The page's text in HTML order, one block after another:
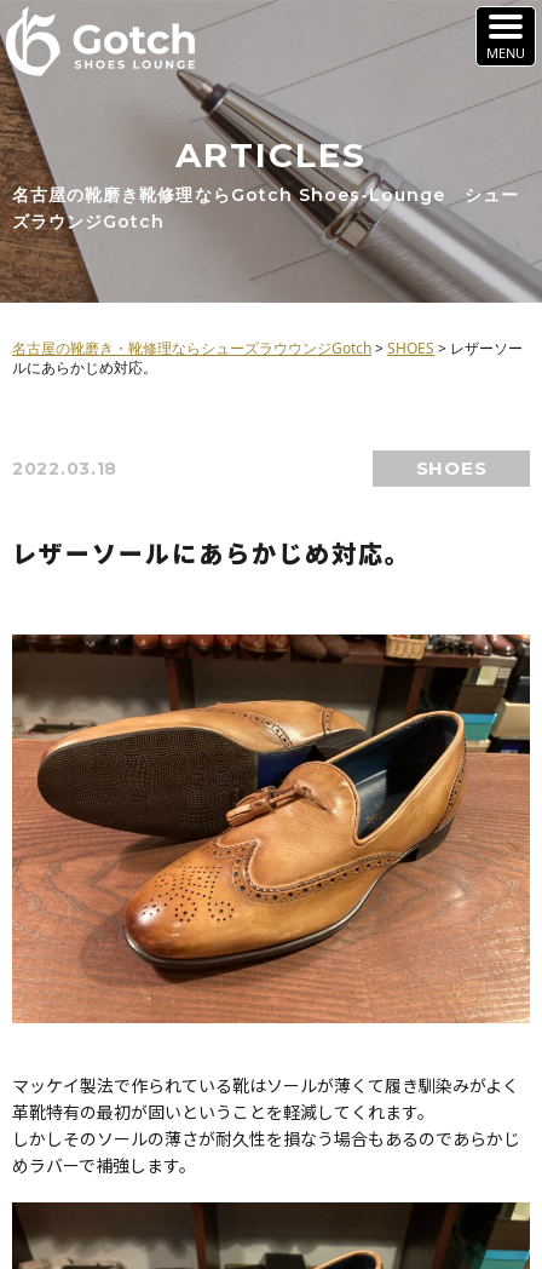
ARTICLES
名古屋の靴磨き靴修理ならGotch Shoes-Lounge シュー
ズラウンジGotch
名古屋の靴磨き・靴修理ならシューズラウウンジGotch>SHOES > レザーソー
ルにあらかじめ対応。
2022.03.18 SHOES
レザーソールにあらかじめ対応。
マッケイ製法で作られている靴はソールが薄くて履き馴染みがよく
革靴特有の最初が固いということを軽減してくれます。
しかしそのソールの薄さが耐久性を損なう場合もあるのであらかじ
めラバーで補強します。